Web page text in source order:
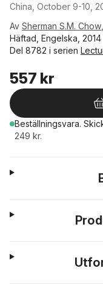
China, October 9-10,
Av Sherman S.M. Chow
Häftad, Engelska, 2014
Del 8782 i serien
557 kr
Beställningsvara.
249 kr.